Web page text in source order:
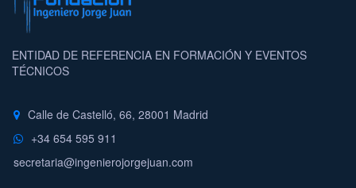
ENTIDAD DE REFERENCIA EN FORMACIÓN Y EVENTOS
TÉCNICOS
Calle de Castelló, 66, 28001 Madrid
+34 654 595 911
secretaria@ingenierojorgejuan.com